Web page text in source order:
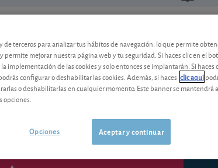
Bonos estructurados del
El Banco Santander lanza una emisión
de terceros para analizar tus hábitos de navegación, lo que permite
permite mejorar nuestra página web y tu seguridad. Si haces clic en el
implementación de las cookies y solo entonces se implantarán. Si haces
configurar o deshabilitar las cookies. Además, si haces clic aquí
o deshabilitarlas en cualquier momento. Este banner se mantendrá
opciones.
Aceptar y continuar
Opciones